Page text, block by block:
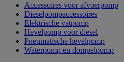
Accessoires voor afvoerpomp
Dieselpompaccessoires
Elektrische vatpomp
Hevelpomp voor diesel
Pneumatische hevelpomp
Waterpomp en dompelpomp